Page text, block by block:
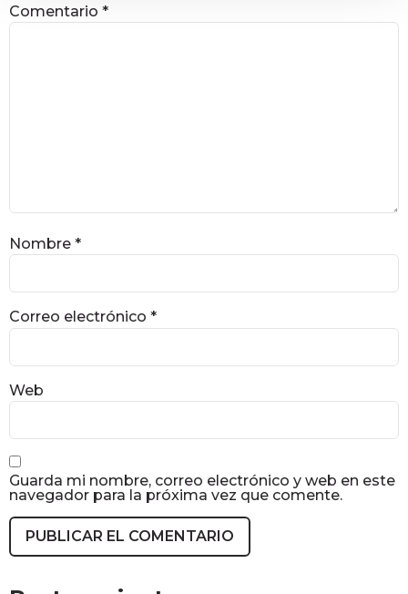
Comentario *
Nombre *
Correo electrónico *
Web
Guarda mi nombre, correo electrónico y web en este
navegador para la próxima vez que comente.